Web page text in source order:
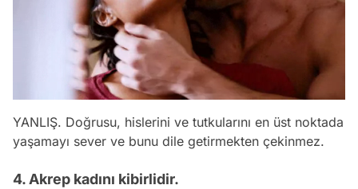
YANLIŞ. Doğrusu, hislerini ve tutkularını en üst noktada
yaşamayı sever ve bunu dile getirmekten çekinmez.
4. Akrep kadını kibirlidir.